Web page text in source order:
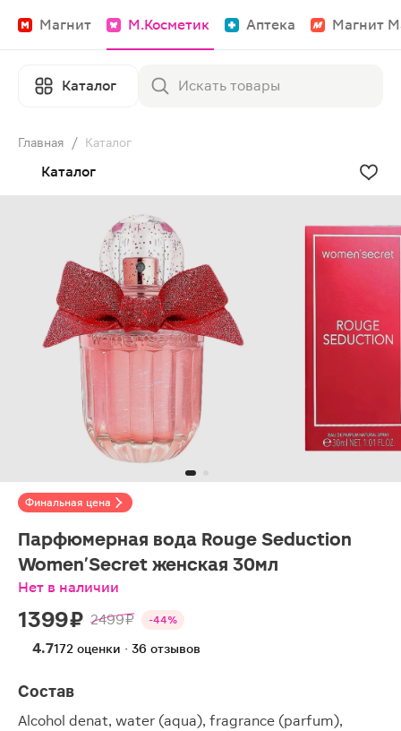
Магнит М.Косметик Аптека Магнит
Каталог
Главная / Каталог
Каталог
Финальная цена
Парфюмерная вода Rouge Seduction
Women'Secret женская 30мл
Нет в наличии
1399 ₽ 2499 ₽ -44%
4.7172 оценки · 36 отзывов
Состав
Alcohol denat, water (aqua), fragrance (parfum),